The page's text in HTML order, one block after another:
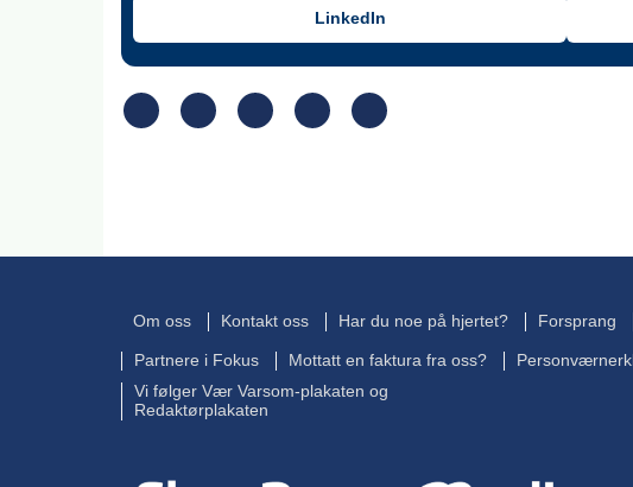
LinkedIn
Om oss Kontakt oss Har du noe på hjertet? Forsprang
Partnere i Fokus Mottatt en faktura fra oss?
Vi følger Vær Varsom-plakaten og
Redaktørplakaten